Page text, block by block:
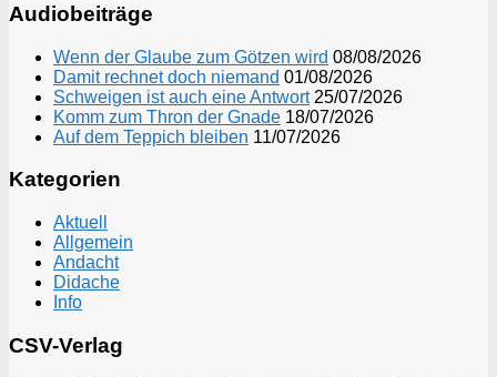
Audiobeiträge
Wenn der Glaube zum Götzen wird 08/08/2026
Damit rechnet doch niemand 01/08/2026
Schweigen ist auch eine Antwort 25/07/2026
Komm zum Thron der Gnade 18/07/2026
Auf dem Teppich bleiben 11/07/2026
Kategorien
Aktuell
Allgemein
Andacht
Didache
Info
CSV-Verlag